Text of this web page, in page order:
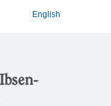
English